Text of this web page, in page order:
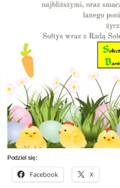
Podziel się:
Facebook X